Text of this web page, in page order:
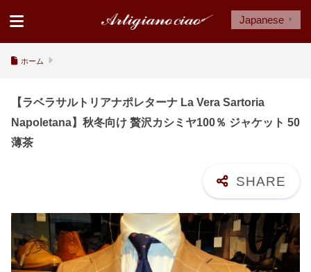
ホーム
【ラベラサルトリアナポレターナ La Vera Sartoria
Napoletana】秋冬向け 贅沢カシミヤ100％ ジャケット 50
薄茶
Japanese ▼